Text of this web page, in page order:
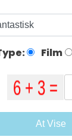
Film
At Vise